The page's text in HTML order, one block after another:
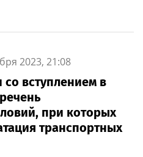
2023, 21:08
вступлением в
при которых
транспортных